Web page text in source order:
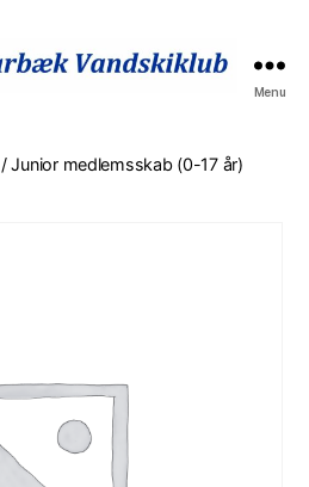
Menu
/ Junior medlemsskab (0-17 år)